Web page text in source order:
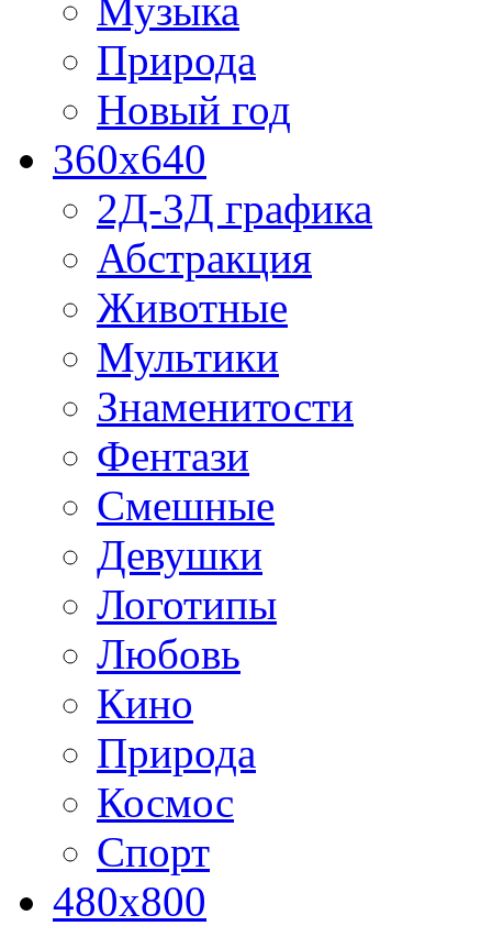
Музыка
Природа
Новый год
360x640
2Д-3Д графика
Абстракция
Животные
Мультики
Знаменитости
Фентази
Смешные
Девушки
Логотипы
Любовь
Кино
Природа
Космос
Спорт
480x800